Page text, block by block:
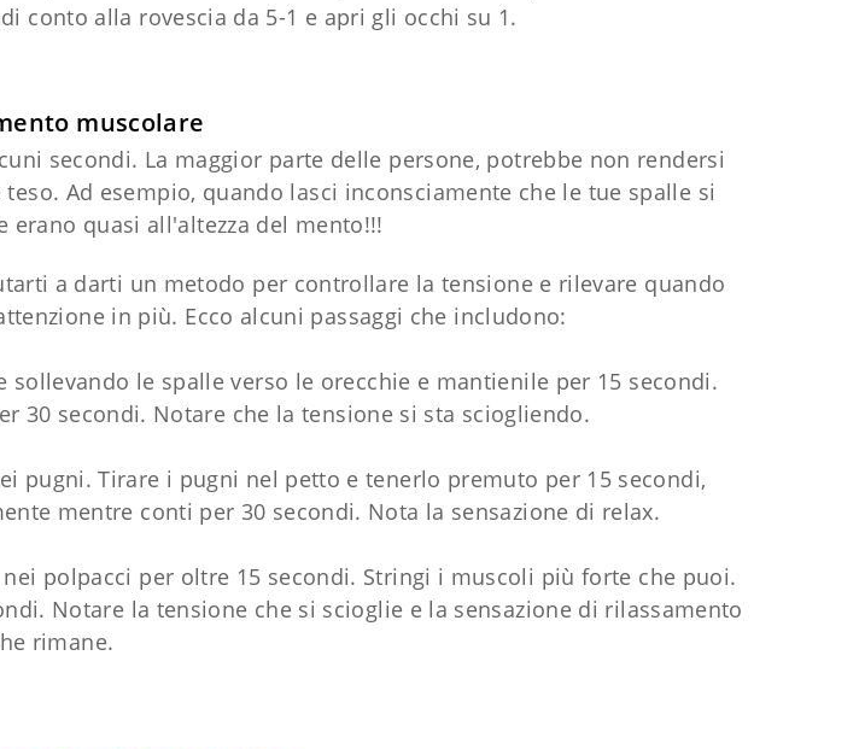
conto alla rovescia da 5-1 e apri gli occhi su 1.
muscolare
secondi. La maggior parte delle persone, potrebbe non rendersi
Ad esempio, quando lasci inconsciamente che le tue spalle si
quasi all'altezza del mento!!!
a darti un metodo per controllare la tensione e rilevare quando
in più. Ecco alcuni passaggi che includono:
le spalle verso le orecchie e mantienile per 15 secondi.
30 secondi. Notare che la tensione si sta sciogliendo.
pugni. Tirare i pugni nel petto e tenerlo premuto per 15 secondi,
mentre conti per 30 secondi. Nota la sensazione di relax.
polpacci per oltre 15 secondi. Stringi i muscoli più forte che puoi.
Notare la tensione che si scioglie e la sensazione di rilassamento
rimane.